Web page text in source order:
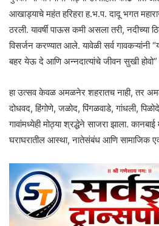
आखाड्याचे महंत हरिहरा ह.भ.प. दादू भगत
ठरली. यावर्षी पाऊस कमी असला तरी, नदीच्या
विसर्जन करण्यात आले. यावेळी सर्व गावकऱ्यांनी
बहर येऊ दे आणि अन्नदात्यांचे जीवन सुखी होवो”
हा उत्सव केवळ अमळनेर शहरातच नाही, तर
दोधवद, हिंगोणे, जळोद, पिंगळवाडे, गांधली,
गावांमध्येही मोठ्या श्रद्धेने साजरा झाला.
घराघरातील आस्था, नातेसंबंध आणि सामाजिक